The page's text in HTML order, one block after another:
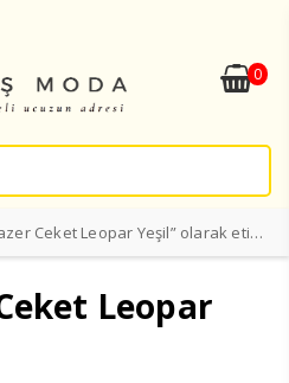
0
Ceket Leopar Yeşil” olarak etiketlendi
Leopar